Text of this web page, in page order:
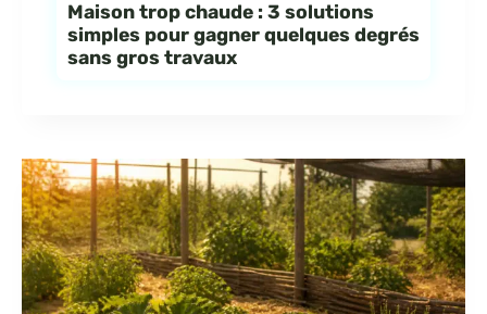
Maison trop chaude : 3 solutions
simples pour gagner quelques degrés
sans gros travaux